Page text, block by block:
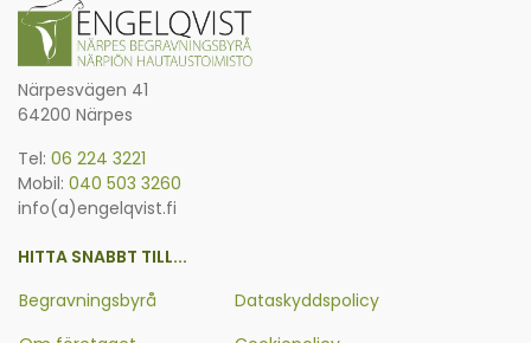
Närpesvägen 41
64200 Närpes
Tel: 06 224 3221
Mobil: 040 503 3260
info(a)engelqvist.fi
HITTA SNABBT TILL...
Begravningsbyrå
Dataskyddspolicy